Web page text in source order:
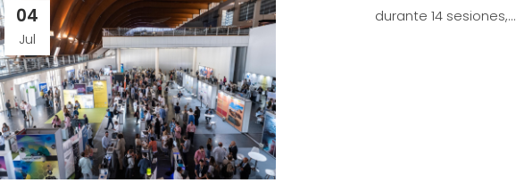
durante 14 sesiones,...
04
Jul